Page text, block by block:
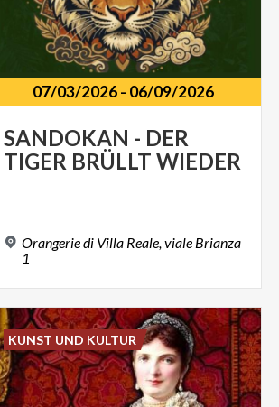
07/03/2026- 06/09/2026
SANDOKAN - DER
TIGER BRÜLLT WIEDER
Orangerie di Villa Reale, viale Brianza
1
KUNST UND KULTUR